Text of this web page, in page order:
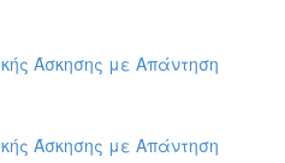
Άσκησης με Απάντηση
Άσκησης με Απάντηση